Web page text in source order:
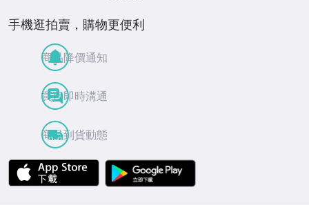
手機逛拍賣，購物更便利
商品降價通知
買賣即時溝通
商品到貨動態
APP Store